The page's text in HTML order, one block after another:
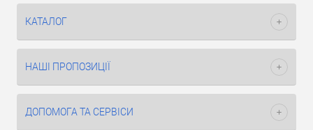
КАТАЛОГ
НАШІ ПРОПОЗИЦІЇ
ДОПОМОГА ТА СЕРВІСИ